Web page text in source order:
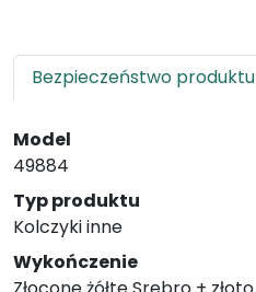
Bezpieczeństwo produktu
Model
49884
Typ produktu
Kolczyki inne
Wykończenie